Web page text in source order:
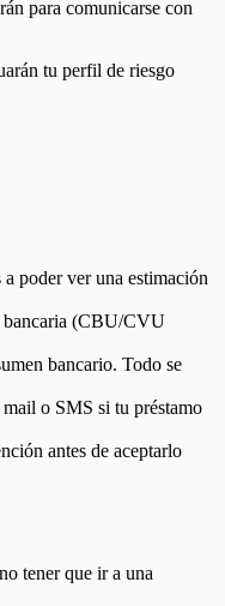
para comunicarse con
tu perfil de riesgo
poder ver una estimación
bancaria (CBU/CVU
bancario. Todo se
o SMS si tu préstamo
antes de aceptarlo
tener que ir a una